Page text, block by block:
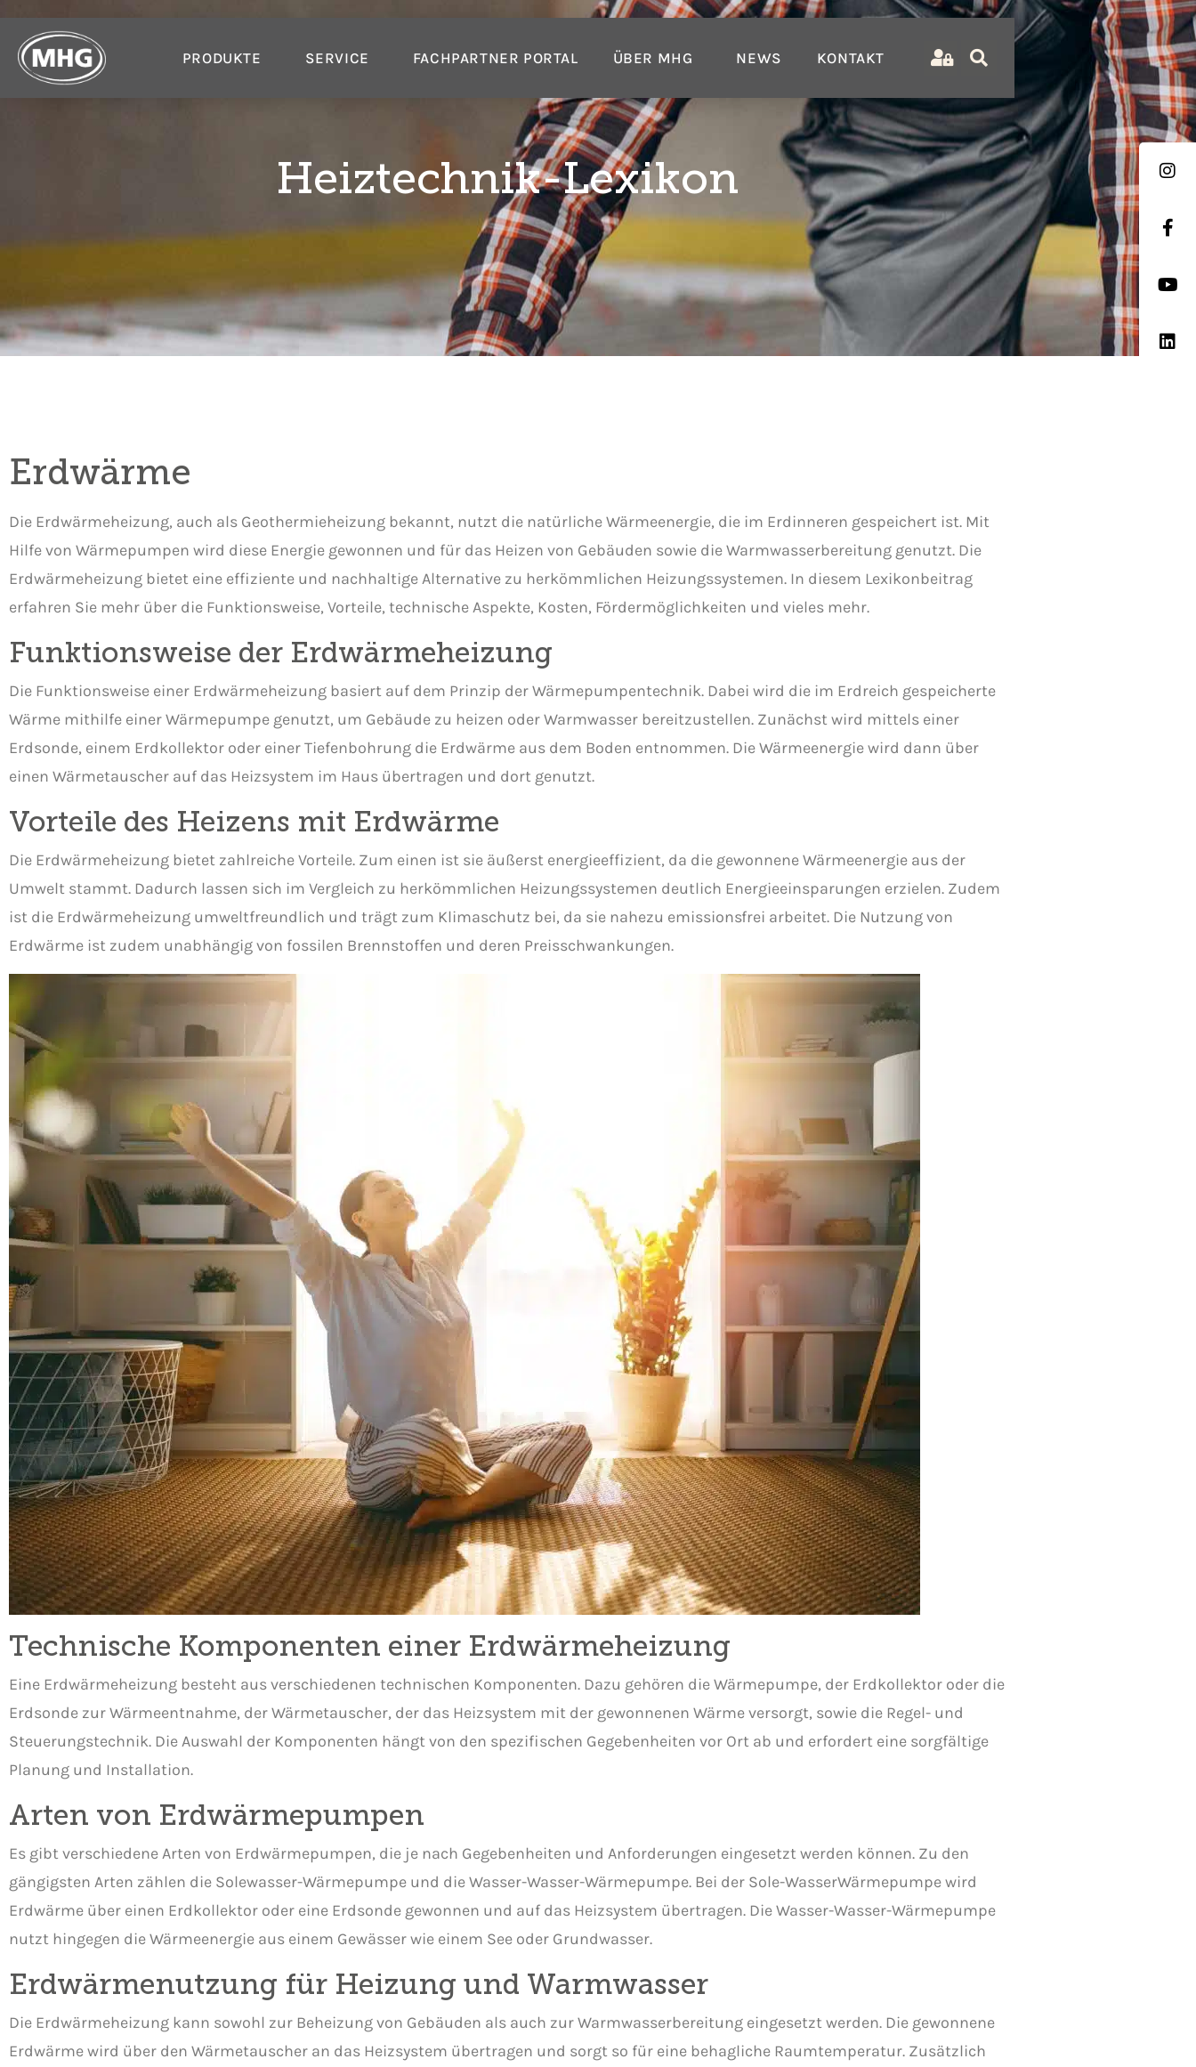
PRODUKTE SERVICE FACHPARTNER PORTAL ÜBER MHG NEWS KONTAKT
Heiztechnik-Lexikon
Erdwärme
Die Erdwärmeheizung, auch als Geothermieheizung bekannt, nutzt die natürliche Wärmeenergie, die im Erdinneren gespeichert ist. Mit
Hilfe von Wärmepumpen wird diese Energie gewonnen und für das Heizen von Gebäuden sowie die Warmwasserbereitung genutzt. Die
Erdwärmeheizung bietet eine effiziente und nachhaltige Alternative zu herkömmlichen Heizungssystemen. In diesem Lexikonbeitrag
erfahren Sie mehr über die Funktionsweise, Vorteile, technische Aspekte, Kosten, Fördermöglichkeiten und vieles mehr.
Funktionsweise der Erdwärmeheizung
Die Funktionsweise einer Erdwärmeheizung basiert auf dem Prinzip der Wärmepumpentechnik. Dabei wird die im Erdreich gespeicherte
Wärme mithilfe einer Wärmepumpe genutzt, um Gebäude zu heizen oder Warmwasser bereitzustellen. Zunächst wird mittels einer
Erdsonde, einem Erdkollektor oder einer Tiefenbohrung die Erdwärme aus dem Boden entnommen. Die Wärmeenergie wird dann über
einen Wärmetauscher auf das Heizsystem im Haus übertragen und dort genutzt.
Vorteile des Heizens mit Erdwärme
Die Erdwärmeheizung bietet zahlreiche Vorteile. Zum einen ist sie äußerst energieeffizient, da die gewonnene Wärmeenergie aus der
Umwelt stammt. Dadurch lassen sich im Vergleich zu herkömmlichen Heizungssystemen deutlich Energieeinsparungen erzielen. Zudem
ist die Erdwärmeheizung umweltfreundlich und trägt zum Klimaschutz bei, da sie nahezu emissionsfrei arbeitet. Die Nutzung von
Erdwärme ist zudem unabhängig von fossilen Brennstoffen und deren Preisschwankungen.
Technische Komponenten einer Erdwärmeheizung
Eine Erdwärmeheizung besteht aus verschiedenen technischen Komponenten. Dazu gehören die Wärmepumpe, der Erdkollektor oder die
Erdsonde zur Wärmeentnahme, der Wärmetauscher, der das Heizsystem mit der gewonnenen Wärme versorgt, sowie die Regel- und
Steuerungstechnik. Die Auswahl der Komponenten hängt von den spezifischen Gegebenheiten vor Ort ab und erfordert eine sorgfältige
Planung und Installation.
Arten von Erdwärmepumpen
Es gibt verschiedene Arten von Erdwärmepumpen, die je nach Gegebenheiten und Anforderungen eingesetzt werden können. Zu den
gängigsten Arten zählen die Solewasser-Wärmepumpe und die Wasser-Wasser-Wärmepumpe. Bei der Sole-WasserWärmepumpe wird
Erdwärme über einen Erdkollektor oder eine Erdsonde gewonnen und auf das Heizsystem übertragen. Die Wasser-Wasser-Wärmepumpe
nutzt hingegen die Wärmeenergie aus einem Gewässer wie einem See oder Grundwasser.
Erdwärmenutzung für Heizung und Warmwasser
Die Erdwärmeheizung kann sowohl zur Beheizung von Gebäuden als auch zur Warmwasserbereitung eingesetzt werden. Die gewonnene
Erdwärme wird über den Wärmetauscher an das Heizsystem übertragen und sorgt so für eine behagliche Raumtemperatur. Zusätzlich